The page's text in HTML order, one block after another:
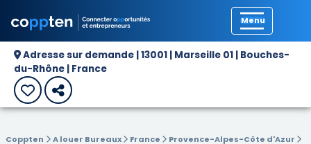
Adresse sur demande | 13001 | Marseille 01 | Bouches-
du-Rhône | France
Coppten A louer Bureaux France
Provence-Alpes-Côte d'Azur